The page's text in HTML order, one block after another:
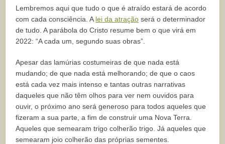
Lembremos aqui que tudo o que é atraído estará de acordo
com cada consciência. A lei da atração será o determinador
de tudo. A parábola do Cristo resume bem o que virá em
2022: “A cada um, segundo suas obras”.
Apesar das lamúrias costumeiras de que nada está
mudando; de que nada está melhorando; de que o caos
está cada vez mais intenso e tantas outras narrativas
daqueles que não têm olhos para ver nem ouvidos para
ouvir, o próximo ano será generoso para todos aqueles que
fizeram a sua parte, a fim de construir uma Nova Terra.
Aqueles que semearam trigo colherão trigo. Já aqueles que
semearam joio colherão das próprias sementes.